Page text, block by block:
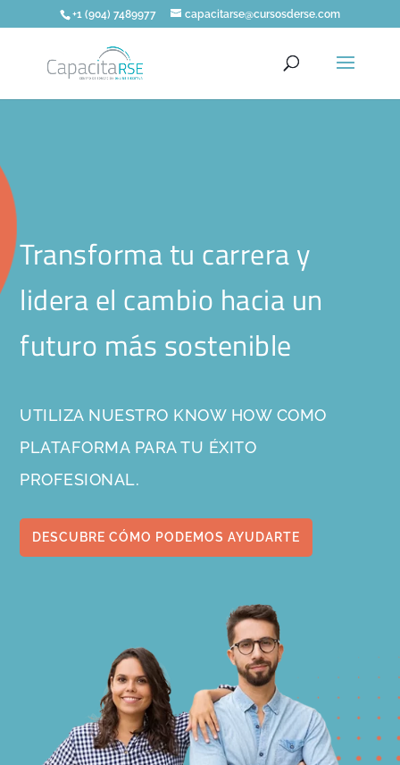
+1 (904) 7489977 capacitarse@cursosderse.com
Transforma tu carrera y
lidera el cambio hacia un
futuro más sostenible
UTILIZA NUESTRO KNOW HOW COMO
PLATAFORMA PARA TU ÉXITO
PROFESIONAL.
DESCUBRE CÓMO PODEMOS AYUDARTE